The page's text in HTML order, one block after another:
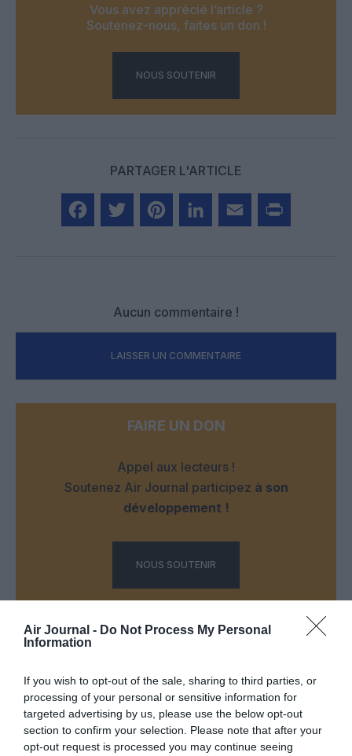
Air Journal - Do Not Process My Personal
Information
If you wish to opt-out of the sale, sharing to third parties, or
processing of your personal or sensitive information for
targeted advertising by us, please use the below opt-out
section to confirm your selection. Please note that after your
opt-out request is processed you may continue seeing
Vous avez apprécié l’article ?
Soutenez-nous, faites un don !
NOUS SOUTENIR
PARTAGER L'ARTICLE
Aucun commentaire !
LAISSER UN COMMENTAIRE
FAIRE UN DON
Appel aux lecteurs !
Soutenez Air Journal participez à son
développement !
NOUS SOUTENIR
DERNIERS COMMENTAIRES